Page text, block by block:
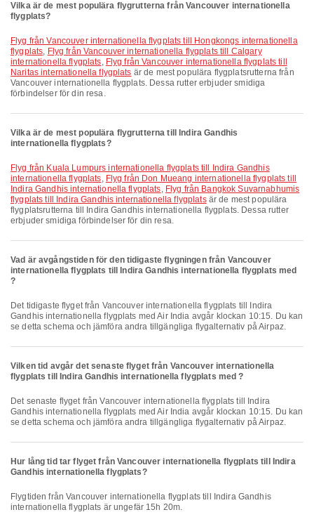
Vilka är de mest populära flygrutterna från Vancouver internationella
flygplats?
Flyg från Vancouver internationella flygplats till Hongkongs internationella
flygplats, Flyg från Vancouver internationella flygplats till Calgary
internationella flygplats, Flyg från Vancouver internationella flygplats till
Naritas internationella flygplats är de mest populära flygplatsrutterna från
Vancouver internationella flygplats. Dessa rutter erbjuder smidiga
förbindelser för din resa.
Vilka är de mest populära flygrutterna till Indira Gandhis
internationella flygplats?
Flyg från Kuala Lumpurs internationella flygplats till Indira Gandhis
internationella flygplats, Flyg från Don Mueang internationella flygplats till
Indira Gandhis internationella flygplats, Flyg från Bangkok Suvarnabhumis
flygplats till Indira Gandhis internationella flygplatsär de mest populära
flygplatsrutterna till Indira Gandhis internationella flygplats. Dessa rutter
erbjuder smidiga förbindelser för din resa.
Vad är avgångstiden för den tidigaste flygningen från Vancouver
internationella flygplats till Indira Gandhis internationella flygplats med
?
Det tidigaste flyget från Vancouver internationella flygplats till Indira
Gandhis internationella flygplats med Air India avgår klockan 10:15. Du kan
se detta schema och jämföra andra tillgängliga flygalternativ på Airpaz.
Vilken tid avgår det senaste flyget från Vancouver internationella
flygplats till Indira Gandhis internationella flygplats med ?
Det senaste flyget från Vancouver internationella flygplats till Indira
Gandhis internationella flygplats med Air India avgår klockan 10:15. Du kan
se detta schema och jämföra andra tillgängliga flygalternativ på Airpaz.
Hur lång tid tar flyget från Vancouver internationella flygplats till Indira
Gandhis internationella flygplats?
Flygtiden från Vancouver internationella flygplats till Indira Gandhis
internationella flygplats är ungefär 15h 20m.